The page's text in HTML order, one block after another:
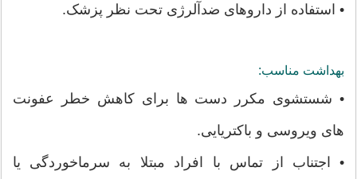
• استفاده از داروهای ضدآلرژی تحت نظر پزشک.
بهداشت مناسب:
• شستشوی مکرر دست ها برای کاهش خطر عفونت
های ویروسی و باکتریایی.
• اجتناب از تماس با افراد مبتلا به سرماخوردگی یا